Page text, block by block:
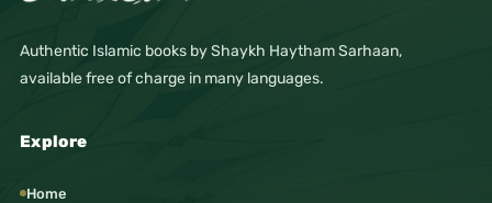
Authentic Islamic books by Shaykh Haytham Sarhaan,
available free of charge in many languages.
Explore
Home